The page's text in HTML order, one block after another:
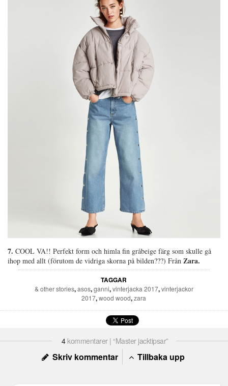
7. COOL VA!! Perfekt form och himla fin gråbeige färg som skulle gå
ihop med allt (förutom de vidriga skorna på bilden???) Från Zara.
TAGGAR
& other stories,asos,ganni,vinterjacka 2017,vinterjackor
2017,wood wood,zara
4kommentarer | “Master jacktipsar”
Skriv kommentar Tillbaka upp